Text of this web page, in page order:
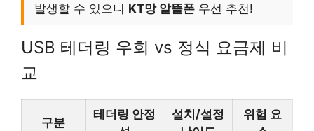
발생할 수 있으니 KT망 알뜰폰 우선 추천!
USB 테더링 우회 vs 정식 요금제 비
교
구분
테더링 안정
설치/설정
위험 요